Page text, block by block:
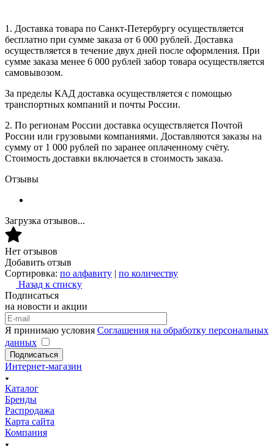
1. Доставка товара по Санкт-Петербургу осуществляется
бесплатно при сумме заказа от 6 000 рублей. Доставка
осуществляется в течение двух дней после оформления. При
сумме заказа менее 6 000 рублей забор товара осуществляется
самовывозом.
За пределы КАД доставка осуществляется с помощью
транспортных компаний и почты России.
2. По регионам России доставка осуществляется Почтой
России или грузовыми компаниями. Доставляются заказы на
сумму от 1 000 рублей по заранее оплаченному счёту.
Стоимость доставки включается в стоимость заказа.
Отзывы
Загрузка отзывов...
Нет отзывов
Добавить отзыв
Сортировка: по алфавиту | по количеству
Назад к списку
Подписаться
на новости и акции
Я принимаю условия Соглашения на обработку персональных
данных
Подписаться
Интернет-магазин
Каталог
Бренды
Распродажа
Карта сайта
Компания